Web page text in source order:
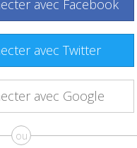
avec Facebook
avec Twitter
avec Google
ou